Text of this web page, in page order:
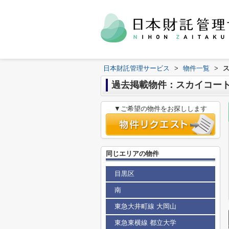
日本財託管理サービス > 物件一覧 >
過去掲載物件：スカイコー
▼ご希望の物件をお探しします
同じエリアの物件
目黒区
南
東急大井町線 大岡山
東急東横線 都立大学